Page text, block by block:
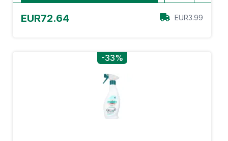
EUR72.64 EUR3.99
-33%